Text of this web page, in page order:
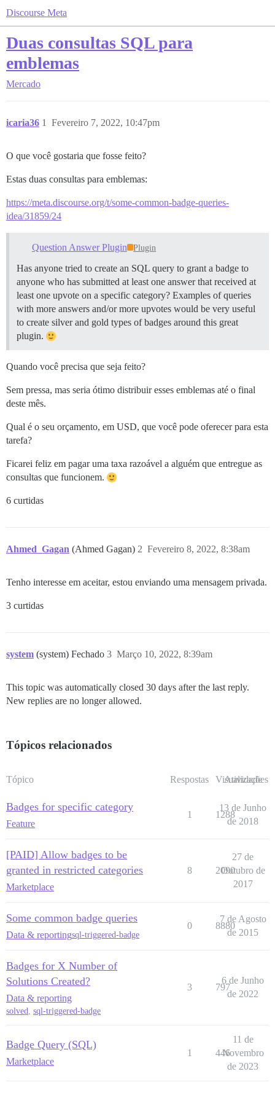
Discourse Meta
Duas consultas SQL para
emblemas
Mercado
icaria36 Fevereiro 7, 2022, 10:47pm
1
O que você gostaria que fosse feito?
Estas duas consultas para emblemas:
https://meta.discourse.org/t/some-common-badge-queries-
idea/31859/24
Question Answer Plugin Plugin
Has anyone tried to create an SQL query to grant a badge to
anyone who has submitted at least one answer that received at
least one upvote on a specific category? Examples of queries
with more answers and/or more upvotes would be very useful
to create silver and gold types of badges around this great
plugin.
Quando você precisa que seja feito?
Sem pressa, mas seria ótimo distribuir esses emblemas até o final
deste mês.
Qual é o seu orçamento, em USD, que você pode oferecer para esta
tarefa?
Ficarei feliz em pagar uma taxa razoável a alguém que entregue as
consultas que funcionem.
6 curtidas
Ahmed_Gagan (Ahmed Gagan) Fevereiro 8, 2022, 8:38am
2
Tenho interesse em aceitar, estou enviando uma mensagem privada.
3 curtidas
system (system) Fechado Março 10, 2022, 8:39am
3
This topic was automatically closed 30 days after the last reply.
New replies are no longer allowed.
Tópicos relacionados
Tópico Respostas Visualizações
Atividade
Badges for specific category
Feature
1 1288
13 de Junho
de 2018
[PAID] Allow badges to be
granted in restricted categories
Marketplace
8 2090
27 de
Outubro de
2017
Some common badge queries
Data & reportingsql-triggered-badge
0 8880
7 de Agosto
de 2015
Badges for X Number of
Solutions Created?
Data & reporting
solved sql-triggered-badge
3 797
6 de Junho
de 2022
Badge Query (SQL)
Marketplace
1 446
11 de
Novembro
de 2023